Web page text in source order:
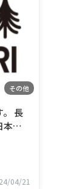
その他
。 長
本百
横
建
の積
04/21